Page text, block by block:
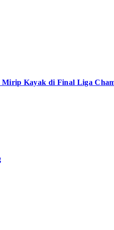
Mirip Kayak di Final Liga